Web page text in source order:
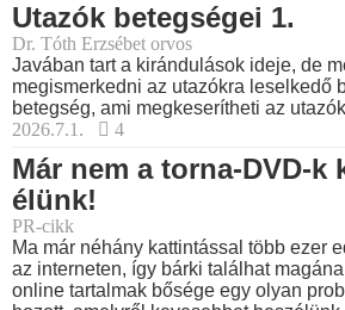
Utazók betegségei 1.
Dr. Tóth Erzsébet orvos
Javában tart a kirándulások ideje, de
megismerkedni az utazókra leselkedő
betegség, ami megkeserítheti az
2026.7.1.
4
Már nem a torna-DVD-k
élünk!
PR-cikk
Ma már néhány kattintással több ezer
az interneten, így bárki találhat
online tartalmak bősége egy olyan